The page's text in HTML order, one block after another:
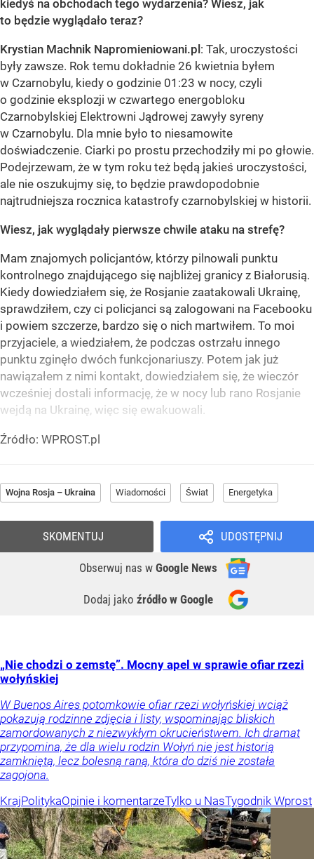
kiedyś na obchodach tego wydarzenia? Wiesz, jak
to będzie wyglądało teraz?
Krystian Machnik Napromieniowani.pl : Tak, uroczystości
były zawsze. Rok temu dokładnie 26 kwietnia byłem
w Czarnobylu, kiedy o godzinie 01:23 w nocy, czyli
o godzinie eksplozji w czwartego energobloku
Czarnobylskiej Elektrowni Jądrowej zawyły syreny
w Czarnobylu. Dla mnie było to niesamowite
doświadczenie. Ciarki po prostu przechodziły mi po głowie.
Podejrzewam, że w tym roku też będą jakieś uroczystości,
ale nie oszukujmy się, to będzie prawdopodobnie
najtrudniejsza rocznica katastrofy czarnobylskiej w historii.
Wiesz, jak wyglądały pierwsze chwile ataku na strefę?
Mam znajomych policjantów, którzy pilnowali punktu
kontrolnego znajdującego się najbliżej granicy z Białorusią.
Kiedy dowiedziałem się, że Rosjanie zaatakowali Ukrainę,
sprawdziłem, czy ci policjanci są zalogowani na Facebooku
i powiem szczerze, bardzo się o nich martwiłem. To moi
przyjaciele, a wiedziałem, że podczas ostrzału innego
punktu zginęło dwóch funkcjonariuszy. Potem jak już
nawiązałem z nimi kontakt, dowiedziałem się, że wieczór
wcześniej dostali informację, że w nocy lub rano Rosjanie
wejdą na Ukrainę, więc się ewakuowali.
Źródło: WPROST.pl
Wojna Rosja – Ukraina Wiadomości Świat Energetyka
UDOSTĘPNIJ
Obserwuj nas w Google News
Dodaj jako źródło w Google
SKOMENTUJ
„Nie chodzi o zemstę”. Mocny apel w sprawie ofiar rzezi
wołyńskiej
W Buenos Aires potomkowie ofiar rzezi wołyńskiej wciąż
pokazują rodzinne zdjęcia i listy, wspominając bliskich
zamordowanych z niezwykłym okrucieństwem. Ich dramat
przypomina, że dla wielu rodzin Wołyń nie jest historią
zamkniętą, lecz bolesną raną, która do dziś nie została
zagojona.
KrajPolitykaOpinie i komentarzeTylko u NasTygodnik Wprost